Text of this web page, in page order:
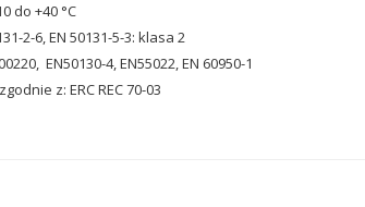
do +40 °C
2-6, EN 50131-5-3: klasa 2
EN50130-4, EN55022, EN 60950-1
z: ERC REC 70-03